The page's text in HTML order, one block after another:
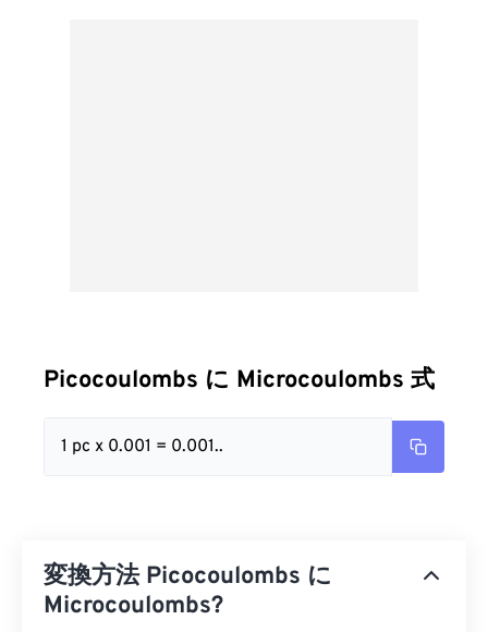
Picocoulombs に Microcoulombs 式
1 pc x 0.001 = 0.001..
変換方法 Picocoulombs に
Microcoulombs?